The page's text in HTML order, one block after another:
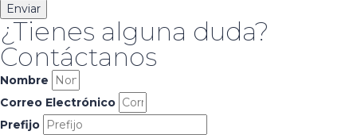
Enviar
¿Tienes alguna duda?
Contáctanos
Nombre
Correo Electrónico
Prefijo